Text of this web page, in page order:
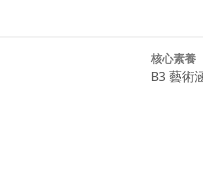
核心素養
B3 藝術